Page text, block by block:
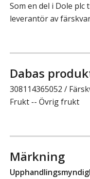
Som en del i Dole
leverantör av
Dabas
308114365052 /
Frukt -- Övrig frukt
Märkning